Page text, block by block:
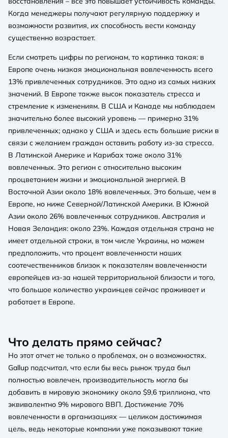
Когда менеджеры получают регулярную поддержку и
возможности развития, их способность вести команду
существенно возрастает.
Если смотреть цифры по регионам, то картинка такая: в
Европе очень низкая эмоциональная вовлеченность всего
13% привлеченных сотрудников. Это одно из самых низких
значений. В Европе также высок показатель стресса и
стремление к изменениям. В США и Канаде мы наблюдаем
значительно более высокий уровень — примерно 31%
привлеченных; однако у США и здесь есть большие риски в
связи с желанием граждан оставить работу из-за стресса.
В Латинской Америке и Карибах тоже около 31%
вовлеченных. Это регион с относительно высоким
процветанием жизни и эмоциональной энергией. В
Восточной Азии около 18% вовлеченных. Это больше, чем в
Европе, но ниже Северной/Латинской Америки. В Южной
Азии около 26% вовлеченных сотрудников. Австралия и
Новая Зеландия: около 23%. Каждая отдельная страна не
имеет отдельной строки, в том числе Украины, но можем
предположить, что процент вовлеченности наших
соотечественников близок к показателям вовлеченности
европейцев из-за нашей территориальной близости и того,
что большое количество украинцев сейчас проживает и
работает в Европе.
Что делать прямо сейчас?
Но этот отчет не только о проблемах, он о возможностях.
Gallup подсчитал, что если бы весь рынок труда был
полностью вовлечен, производительность могла бы
добавить в мировую экономику около $9,6 триллиона, что
эквивалентно 9% мирового ВВП. Достижение 70%
вовлеченности в организациях — целиком достижимая
цель, ведь некоторые компании уже показывают такие